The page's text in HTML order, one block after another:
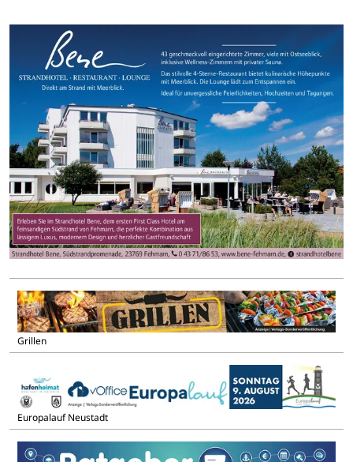
Grillen
Europalauf Neustadt